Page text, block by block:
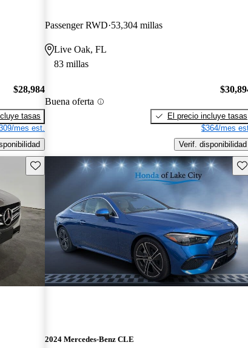
$28,984
tasas
mes est.
Passenger RWD 53,304 millas
Live Oak, FL
83 millas
Buena oferta
El precio incluye tasas
$364/mes
Verif. disponibilidad
Guarda este Aviso
2024 Mercedes-Benz CLE